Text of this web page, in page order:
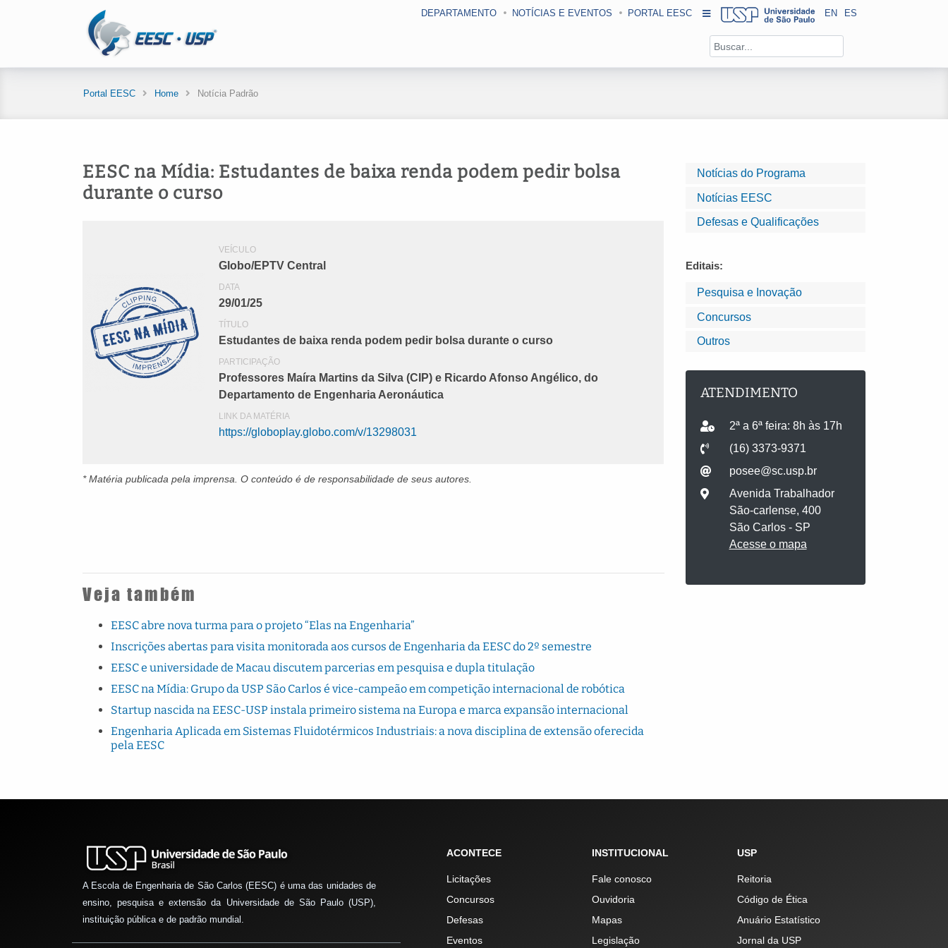
DEPARTAMENTO NOTÍCIAS E EVENTOS PORTAL EESC EN ES
Portal EESC Home Notícia Padrão
Notícias do Programa
Notícias EESC
Defesas e Qualificações
Editais:
Pesquisa e Inovação
Concursos
Outros
ATENDIMENTO
2ª a 6ª feira: 8h às 17h
(16) 3373-9371
posee@sc.usp.br
Avenida Trabalhador
São-carlense, 400
São Carlos - SP
Acesse o mapa
EESC na Mídia: Estudantes de baixa renda podem pedir bolsa
durante o curso
VEÍCULO
Globo/EPTV Central
DATA
29/01/25
TÍTULO
Estudantes de baixa renda podem pedir bolsa durante o curso
PARTICIPAÇÃO
Professores Maíra Martins da Silva (CIP) e Ricardo Afonso Angélico, do
Departamento de Engenharia Aeronáutica
LINK DA MATÉRIA
https://globoplay.globo.com/v/13298031
* Matéria publicada pela imprensa . O conteúdo é de responsabilidade de seus autores.
Veja também
EESC abre nova turma para o projeto “Elas na Engenharia”
Inscrições abertas para visita monitorada aos cursos de Engenharia da EESC do 2º semestre
EESC e universidade de Macau discutem parcerias em pesquisa e dupla titulação
EESC na Mídia: Grupo da USP São Carlos é vice-campeão em competição internacional de robótica
Startup nascida na EESC-USP instala primeiro sistema na Europa e marca expansão internacional
Engenharia Aplicada em Sistemas Fluidotérmicos Industriais: a nova disciplina de extensão oferecida
pela EESC
A Escola de Engenharia de São Carlos (EESC) é uma das unidades de
ensino, pesquisa e extensão da Universidade de São Paulo (USP),
instituição pública e de padrão mundial.
ACONTECE
Licitações
Concursos
Defesas
Eventos
INSTITUCIONAL
Fale conosco
Ouvidoria
Mapas
Legislação
USP
Reitoria
Código de Ética
Anuário Estatístico
Jornal da USP